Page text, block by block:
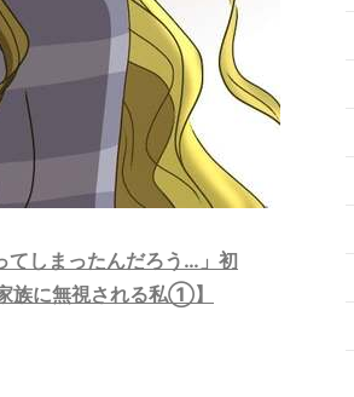
てしまったんだろう…」初
族に無視される私①】